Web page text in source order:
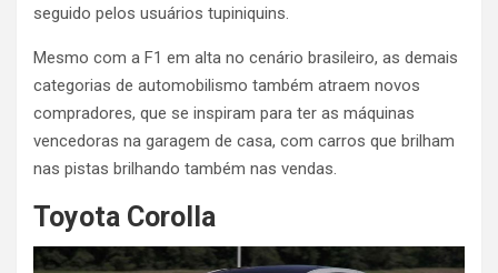
seguido pelos usuários tupiniquins.
Mesmo com a F1 em alta no cenário brasileiro, as demais
categorias de automobilismo também atraem novos
compradores, que se inspiram para ter as máquinas
vencedoras na garagem de casa, com carros que brilham
nas pistas brilhando também nas vendas.
Toyota Corolla